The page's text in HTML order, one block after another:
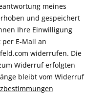
meines
und gespeichert
Ihre Einwilligung
E-Mail an
widerrufen. Die
Widerruf erfolgten
bleibt vom Widerruf